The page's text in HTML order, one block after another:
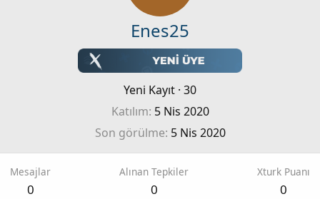
Enes25
Yeni Kayıt · 30
Katılım 5 Nis 2020
Son görülme 5 Nis 2020
Mesajlar
0
Alınan Tepkiler
0
Xturk Puanı
0